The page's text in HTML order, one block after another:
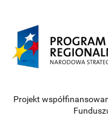
Projekt